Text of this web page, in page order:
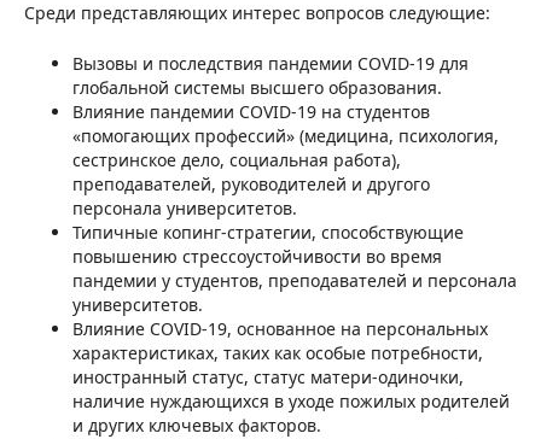
Среди представляющих интерес вопросов следующие:
Вызовы и последствия пандемии COVID-19 для
глобальной системы высшего образования.
Влияние пандемии COVID-19 на студентов
«помогающих профессий» (медицина, психология,
сестринское дело, социальная работа),
преподавателей, руководителей и другого
персонала университетов.
Типичные копинг-стратегии, способствующие
повышению стрессоустойчивости во время
пандемии у студентов, преподавателей и персонала
университетов.
Влияние COVID-19, основанное на персональных
характеристиках, таких как особые потребности,
иностранный статус, статус матери-одиночки,
наличие нуждающихся в уходе пожилых родителей
и других ключевых факторов.